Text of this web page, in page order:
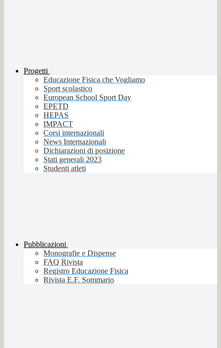
Progetti
Educazione Fisica che Vogliamo
Sport scolastico
European School Sport Day
EPETD
HEPAS
IMPACT
Corsi internazionali
News Internazionali
Dichiarazioni di posizione
Stati generali 2023
Studenti atleti
Pubblicazioni
Monografie e Dispense
FAQ Rivista
Registro Educazione Fisica
Rivista E.F. Sommario